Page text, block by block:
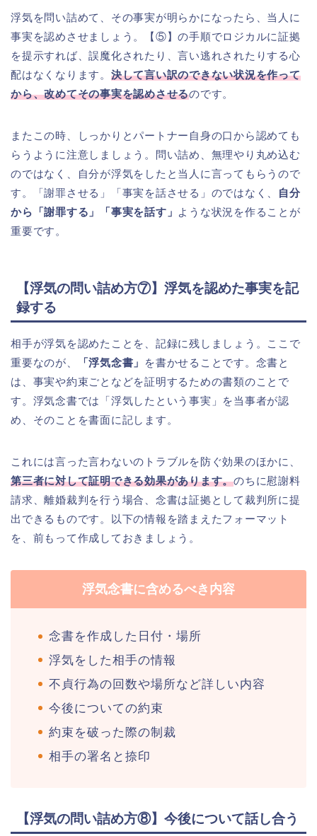
浮気を問い詰めて、その事実が明らかになったら、当人に
事実を認めさせましょう。【⑤】の手順でロジカルに証拠
を提示すれば、誤魔化されたり、言い逃れされたりする心
配はなくなります。 決して言い訳のできない状況を作って
から、改めてその事実を認めさせるのです。
またこの時、しっかりとパートナー自身の口から認めても
らうように注意しましょう。問い詰め、無理やり丸め込む
のではなく、自分が浮気をしたと当人に言ってもらうので
す。「謝罪させる」「事実を話させる」のではなく、
自分
から「謝罪する」「事実を話す」 ような状況を作ることが
重要です。
【浮気の問い詰め方⑦】浮気を認めた事実を記
録する
相手が浮気を認めたことを、記録に残しましょう。ここで
重要なのが、
「浮気念書」
を書かせることです。念書と
は、事実や約束ごとなどを証明するための書類のことで
す。浮気念書では「浮気したという事実」を当事者が認
め、そのことを書面に記します。
これには言った言わないのトラブルを防ぐ効果のほかに、
第三者に対して証明できる効果があります。のちに慰謝料
請求、離婚裁判を行う場合、念書は証拠として裁判所に提
出できるものです。以下の情報を踏まえたフォーマット
を、前もって作成しておきましょう。
浮気念書に含めるべき内容
念書を作成した日付・場所
浮気をした相手の情報
不貞行為の回数や場所など詳しい内容
今後についての約束
約束を破った際の制裁
相手の署名と捺印
【浮気の問い詰め方⑧】今後について話し合う